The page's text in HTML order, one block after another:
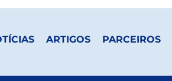
ARTIGOS PARCEIROS